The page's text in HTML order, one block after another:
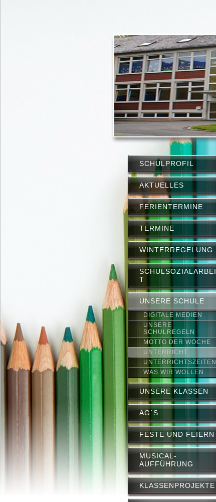
SCHULPROFIL
AKTUELLES
FERIENTERMINE
TERMINE
WINTERREGELUNG
SCHULSOZIALARBEI
T
UNSERE SCHULE
DIGITALE MEDIEN
UNSERE
SCHULREGELN
MOTTO DER WOCHE
UNTERRICHT
UNTERRICHTSZEITEN
WAS WIR WOLLEN
UNSERE KLASSEN
AG´S
FESTE UND FEIERN
MUSICAL-
AUFFÜHRUNG
KLASSENPROJEKTE